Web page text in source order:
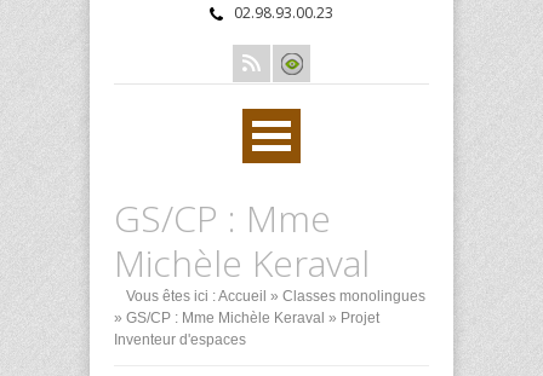
02.98.93.00.23
GS/CP : Mme
Michèle Keraval
Vous êtes ici :Accueil » Classes monolingues
» GS/CP : Mme Michèle Keraval » Projet
Inventeur d'espaces